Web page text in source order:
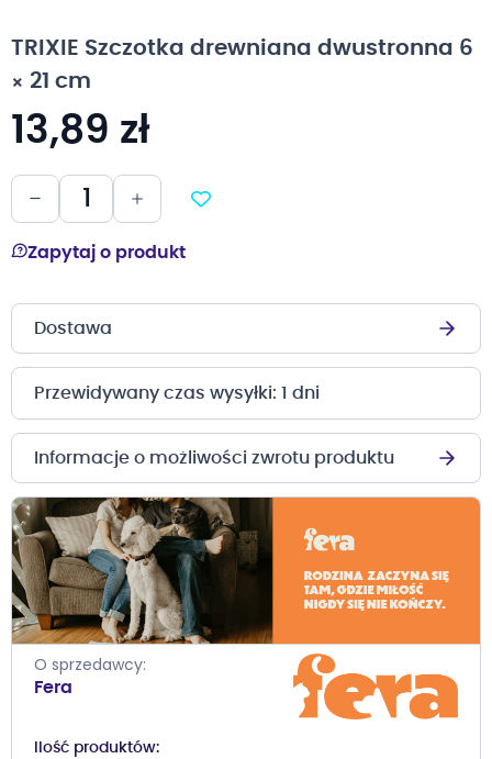
galerii
TRIXIE Szczotka drewniana dwustronna 6
× 21 cm
13,89 zł
Zapytaj o produkt
Dostawa
Przewidywany czas wysyłki: 1 dni
Informacje o możliwości zwrotu produktu
O sprzedawcy
Fera
Ilość produktów